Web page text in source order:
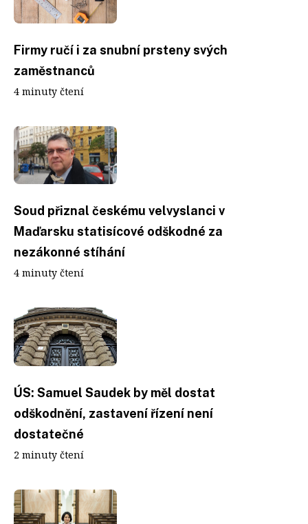
Firmy ručí i za snubní prsteny svých
zaměstnanců
4 minuty čtení
Soud přiznal českému velvyslanci v
Maďarsku statisícové odškodné za
nezákonné stíhání
4 minuty čtení
ÚS: Samuel Saudek by měl dostat
odškodnění, zastavení řízení není
dostatečné
2 minuty čtení